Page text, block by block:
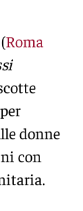
Roma
donne
con